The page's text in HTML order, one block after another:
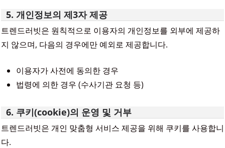
5. 개인정보의 제3자 제공
트렌드러빗은 원칙적으로 이용자의 개인정보를 외부에 제공하
지 않으며, 다음의 경우에만 예외로 제공합니다.
이용자가 사전에 동의한 경우
법령에 의한 경우 (수사기관 요청 등)
6. 쿠키(cookie)의 운영 및 거부
트렌드러빗은 개인 맞춤형 서비스 제공을 위해 쿠키를 사용합니
다.